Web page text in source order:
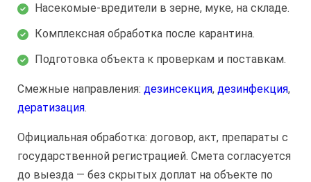
Насекомые-вредители в зерне, муке, на складе.
Комплексная обработка после карантина.
Подготовка объекта к проверкам и поставкам.
Смежные направления: дезинсекция, дезинфекция,
дератизация.
Официальная обработка: договор, акт, препараты с
государственной регистрацией. Смета согласуется
до выезда — без скрытых доплат на объекте по